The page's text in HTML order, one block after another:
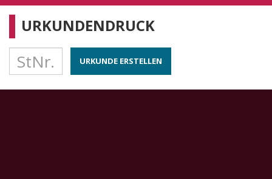
URKUNDENDRUCK
URKUNDE ERSTELLEN